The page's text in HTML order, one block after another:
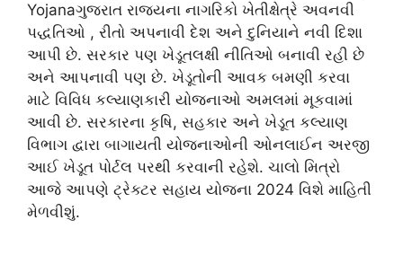
Yojanaગુજરાત રાજ્યના નાગરિકો ખેતીક્ષેત્રે અવનવી
પદ્ધતિઓ , રીતો અપનાવી દેશ અને દુનિયાને નવી દિશા
આપી છે. સરકાર પણ ખેડૂતલક્ષી નીતિઓ બનાવી રહી છે
અને આપનાવી પણ છે. ખેડૂતોની આવક બમણી કરવા
માટે વિવિધ કલ્યાણકારી યોજનાઓ અમલમાં મૂકવામાં
આવી છે. સરકારના કૃષિ, સહકાર અને ખેડૂત કલ્યાણ
વિભાગ દ્વારા બાગાયતી યોજનાઓની ઓનલાઈન અરજી
આઈ ખેડૂત પોર્ટલ પરથી કરવાની રહેશે. ચાલો મિત્રો
આજે આપણે ટ્રેક્ટર સહાય યોજના 2024 વિશે માહિતી
મેળવીશું.